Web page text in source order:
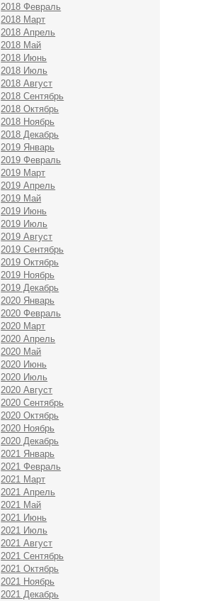
2018 Февраль
2018 Март
2018 Апрель
2018 Май
2018 Июнь
2018 Июль
2018 Август
2018 Сентябрь
2018 Октябрь
2018 Ноябрь
2018 Декабрь
2019 Январь
2019 Февраль
2019 Март
2019 Апрель
2019 Май
2019 Июнь
2019 Июль
2019 Август
2019 Сентябрь
2019 Октябрь
2019 Ноябрь
2019 Декабрь
2020 Январь
2020 Февраль
2020 Март
2020 Апрель
2020 Май
2020 Июнь
2020 Июль
2020 Август
2020 Сентябрь
2020 Октябрь
2020 Ноябрь
2020 Декабрь
2021 Январь
2021 Февраль
2021 Март
2021 Апрель
2021 Май
2021 Июнь
2021 Июль
2021 Август
2021 Сентябрь
2021 Октябрь
2021 Ноябрь
2021 Декабрь